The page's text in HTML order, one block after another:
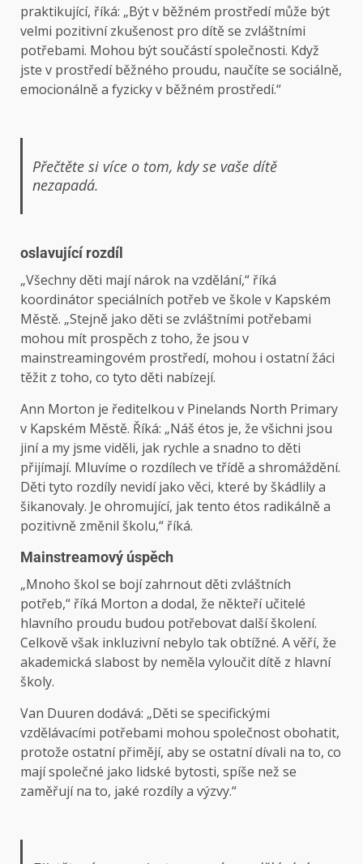
praktikující, říká: „Být v běžném prostředí může být
velmi pozitivní zkušenost pro dítě se zvláštními
potřebami. Mohou být součástí společnosti. Když
jste v prostředí běžného proudu, naučíte se sociálně,
emocionálně a fyzicky v běžném prostředí.“
Přečtěte si více o tom, kdy se vaše dítě
nezapadá.
oslavující rozdíl
„Všechny děti mají nárok na vzdělání,“ říká
koordinátor speciálních potřeb ve škole v Kapském
Městě. „Stejně jako děti se zvláštními potřebami
mohou mít prospěch z toho, že jsou v
mainstreamingovém prostředí, mohou i ostatní žáci
těžit z toho, co tyto děti nabízejí.
Ann Morton je ředitelkou v Pinelands North Primary
v Kapském Městě. Říká: „Náš étos je, že všichni jsou
jiní a my jsme viděli, jak rychle a snadno to děti
přijímají. Mluvíme o rozdílech ve třídě a shromáždění.
Děti tyto rozdíly nevidí jako věci, které by škádlily a
šikanovaly. Je ohromující, jak tento étos radikálně a
pozitivně změnil školu,“ říká.
Mainstreamový úspěch
„Mnoho škol se bojí zahrnout děti zvláštních
potřeb,“ říká Morton a dodal, že někteří učitelé
hlavního proudu budou potřebovat další školení.
Celkově však inkluzivní nebylo tak obtížné. A věří, že
akademická slabost by neměla vyloučit dítě z hlavní
školy.
Van Duuren dodává: „Děti se specifickými
vzdělávacími potřebami mohou společnost obohatit,
protože ostatní přimějí, aby se ostatní dívali na to, co
mají společné jako lidské bytosti, spíše než se
zaměřují na to, jaké rozdíly a výzvy.“